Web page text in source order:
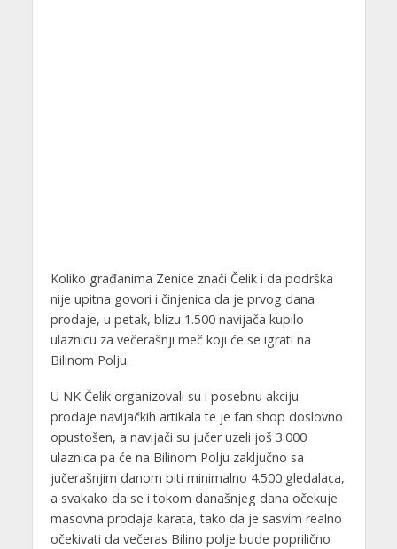
Koliko građanima Zenice znači Čelik i da podrška
nije upitna govori i činjenica da je prvog dana
prodaje, u petak, blizu 1.500 navijača kupilo
ulaznicu za večerašnji meč koji će se igrati na
Bilinom Polju.
U NK Čelik organizovali su i posebnu akciju
prodaje navijačkih artikala te je fan shop doslovno
opustošen, a navijači su jučer uzeli još 3.000
ulaznica pa će na Bilinom Polju zaključno sa
jučerašnjim danom biti minimalno 4.500 gledalaca,
a svakako da se i tokom današnjeg dana očekuje
masovna prodaja karata, tako da je sasvim realno
očekivati da večeras Bilino polje bude poprilično